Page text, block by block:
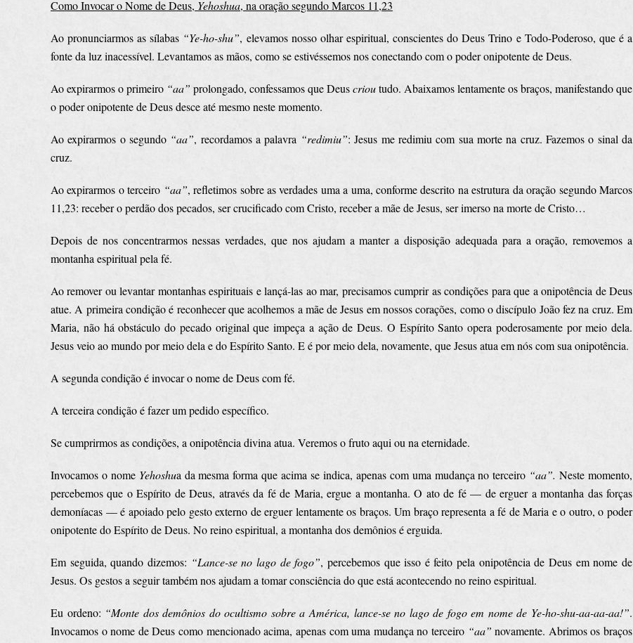
Como Invocar o Nome de Deus, Yehoshua, na oração segundo Marcos 11,23
Ao pronunciarmos as sílabas “Ye-ho-shu”, elevamos nosso olhar espiritual, conscientes do Deus Trino e Todo-Poderoso, que é a
fonte da luz inacessível. Levantamos as mãos, como se estivéssemos nos conectando com o poder onipotente de Deus.
Ao expirarmos o primeiro “aa” prolongado, confessamos que Deuscrioutudo. Abaixamos lentamente os braços, manifestando que
o poder onipotente de Deus desce até mesmo neste momento.
Ao expirarmos o segundo “aa”, recordamos a palavra “redimiu”: Jesus me redimiu com sua morte na cruz. Fazemos o sinal da
cruz.
Ao expirarmos o terceiro “aa”, refletimos sobre as verdades uma a uma, conforme descrito na estrutura da oração segundo Marcos
11,23: receber o perdão dos pecados, ser crucificado com Cristo, receber a mãe de Jesus, ser imerso na morte de Cristo…
Depois de nos concentrarmos nessas verdades, que nos ajudam a manter a disposição adequada para a oração, removemos a
montanha espiritual pela fé.
Ao remover ou levantar montanhas espirituais e lançá-las ao mar, precisamos cumprir as condições para que a onipotência de Deus
atue. A primeira condição é reconhecer que acolhemos a mãe de Jesus em nossos corações, como o discípulo João fez na cruz. Em
Maria, não há obstáculo do pecado original que impeça a ação de Deus. O Espírito Santo opera poderosamente por meio dela.
Jesus veio ao mundo por meio dela e do Espírito Santo. E é por meio dela, novamente, que Jesus atua em nós com sua onipotência.
A segunda condição é invocar o nome de Deus com fé.
A terceira condição é fazer um pedido específico.
Se cumprirmos as condições, a onipotência divina atua. Veremos o fruto aqui ou na eternidade.
Invocamos o nome Yehoshua da mesma forma que acima se indica, apenas com uma mudança no terceiro “aa”. Neste momento,
percebemos que o Espírito de Deus, através da fé de Maria, ergue a montanha. O ato de fé — de erguer a montanha das forças
demoníacas — é apoiado pelo gesto externo de erguer lentamente os braços. Um braço representa a fé de Maria e o outro, o poder
onipotente do Espírito de Deus. No reino espiritual, a montanha dos demônios é erguida.
Em seguida, quando dizemos: “Lance-se no lago de fogo”, percebemos que isso é feito pela onipotência de Deus em nome de
Jesus. Os gestos a seguir também nos ajudam a tomar consciência do que está acontecendo no reino espiritual.
Eu ordeno: “Monte dos demônios do ocultismo sobre a América, lance-se no lago de fogo em nome de Ye-ho-shu-aa-aa-aa!”.
Invocamos o nome de Deus como mencionado acima, apenas com uma mudança no terceiro “aa” novamente. Abrimos os braços